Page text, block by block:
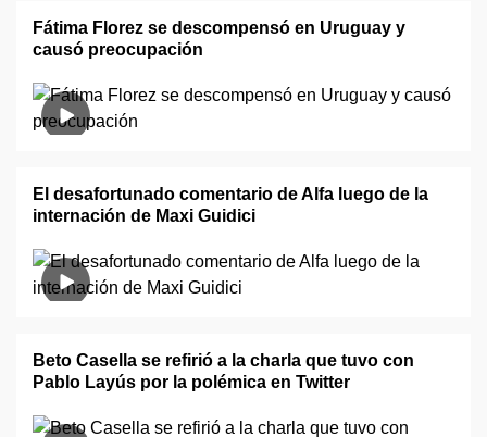
Fátima Florez se descompensó en Uruguay y
causó preocupación
El desafortunado comentario de Alfa luego de la
internación de Maxi Guidici
Beto Casella se refirió a la charla que tuvo con
Pablo Layús por la polémica en Twitter